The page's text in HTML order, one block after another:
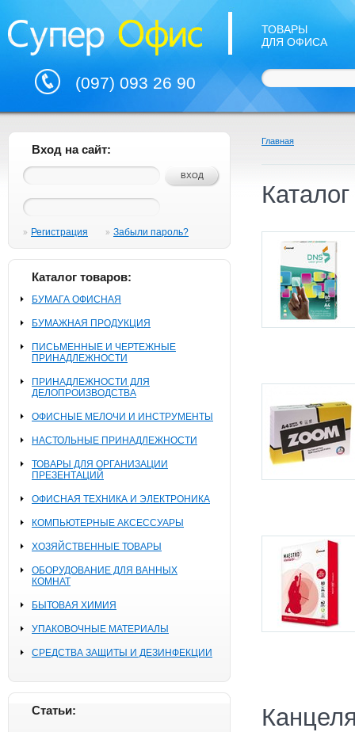
(097) 093 26 90
ТОВАРЫ
ДЛЯ ОФИСА
Вход на сайт:
Регистрация Забыли пароль?
Каталог товаров:
БУМАГА ОФИСНАЯ
БУМАЖНАЯ ПРОДУКЦИЯ
ПИСЬМЕННЫЕ И ЧЕРТЕЖНЫЕ
ПРИНАДЛЕЖНОСТИ
ПРИНАДЛЕЖНОСТИ ДЛЯ
ДЕЛОПРОИЗВОДСТВА
ОФИСНЫЕ МЕЛОЧИ И ИНСТРУМЕНТЫ
НАСТОЛЬНЫЕ ПРИНАДЛЕЖНОСТИ
ТОВАРЫ ДЛЯ ОРГАНИЗАЦИИ
ПРЕЗЕНТАЦИЙ
ОФИСНАЯ ТЕХНИКА И ЭЛЕКТРОНИКА
КОМПЬЮТЕРНЫЕ АКСЕССУАРЫ
ХОЗЯЙСТВЕННЫЕ ТОВАРЫ
ОБОРУДОВАНИЕ ДЛЯ ВАННЫХ
КОМНАТ
БЫТОВАЯ ХИМИЯ
УПАКОВОЧНЫЕ МАТЕРИАЛЫ
СРЕДСТВА ЗАЩИТЫ И ДЕЗИНФЕКЦИИ
Статьи:
Главная
Каталог